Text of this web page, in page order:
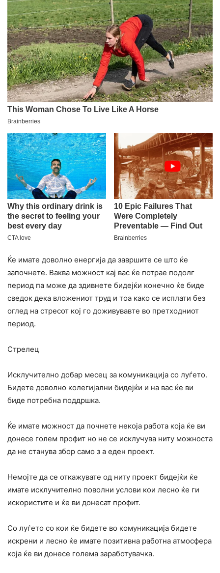
Ќе имате доволно енергија да завршите се што ќе
започнете. Ваква можност кај вас ќе потрае подолг
период па може да здивнете бидејќи конечно ќе биде
сведок дека вложениот труд и тоа како се исплати без
оглед на стресот кој го доживувавте во претходниот
период.​
Стрелец​
Исклучително добар месец за комуникација со луѓето.
Бидете доволно колегијални бидејќи и на вас ќе ви
биде потребна поддршка.
Ќе имате можност да почнете некоја работа која ќе ви
донесе голем профит но не се исклучува ниту можноста
да не станува збор само з а еден проект.
Немојте да се откажувате од ниту проект бидејќи ќе
имате исклучително поволни услови кои лесно ќе ги
искористите и ќе ви донесат профит.
Со луѓето со кои ќе бидете во комуникација бидете
искрени и лесно ќе имате позитивна работна атмосфера
која ќе ви донесе голема заработувачка.